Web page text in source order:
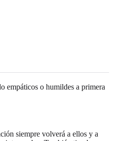
empáticos o humildes a primera
siempre volverá a ellos y a